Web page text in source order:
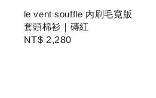
le vent souffle 內刷毛寬版
套頭棉衫｜磚紅
Regular
NT$ 2,280